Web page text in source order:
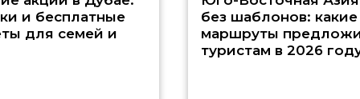
и бесплатные
для семей и
без шаблонов: какие
маршруты
туристам в 2026